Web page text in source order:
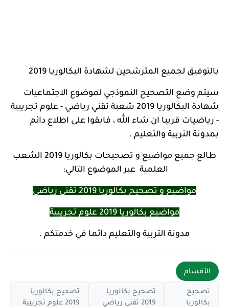
بالتوفيق لجميع المترشحين لشهادة البكالوريا 2019
سيتم وضع التصحيح النموذجي لموضوع الاجتماعيات
شهادة البكالوريا 2019 شعبة تقني رياضي - علوم تجريبية
- رياضيات قريبا ان شاء الله ، فابقوا على اطلاع دائم
بمدونة التربية والتعليم .
طالع جميع مواضيع و تصحيحات بكالوريا 2019 الشعب
العلمية عبر الموضوع التالي:
مواضيع و تصحيح بكالوريا 2019 تقني رياضي
مواضيع بكالوريا 2019 علوم تجريبية
مدونة التربية والتعليم دائما في خدمتكم .
الأقسام
تصحيح
بكالوريا
تصحيح بكالوريا
2019 تقني رياضي
تصحيح بكالوريا
2019 علوم تجريبية